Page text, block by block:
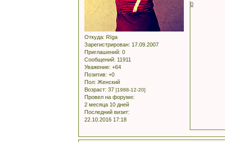
Откуда: Rīga
Зарегистрирован: 17.09.2007
Приглашений: 0
Сообщений: 11911
Уважение: +64
Позитив: +0
Пол: Женский
Возраст: 37 [1988-12-20]
Провел на форуме:
2 месяца 10 дней
Последний визит:
22.10.2016 17:18
0